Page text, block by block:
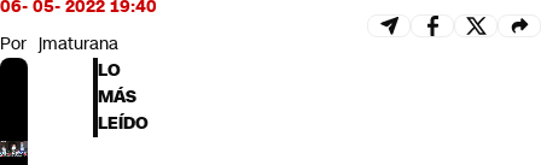
06- 05- 2022 19:40
Por jmaturana
LO
MÁS
LEÍDO